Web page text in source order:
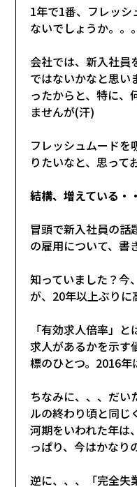
1年で1番、フレッ
ないでしょうか。。。
会社では、新入社員
ではないかなと思い
ったからと、特に、
ませんが(汗)
フレッシュムードを
りたいなと、思っ
結構、増えている・
冒頭で新入社員の話
の雇用について、書
知っていました？今
が、20年以上ぶりに
「有効求人倍率」
求人があるかを示す
標のひとつ。2016年
ちなみに、、、だい
ルの終わり頃と同
河期をいわれた年は
っぱり、今はかなり
逆に、、、「完全失